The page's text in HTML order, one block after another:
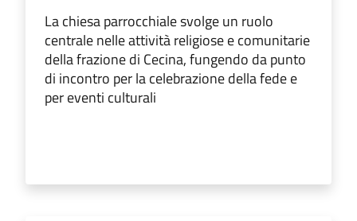
La chiesa parrocchiale svolge un ruolo
centrale nelle attività religiose e comunitarie
della frazione di Cecina, fungendo da punto
di incontro per la celebrazione della fede e
per eventi culturali